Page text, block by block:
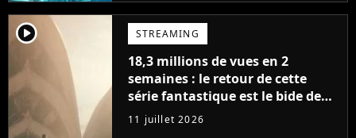
player2 STREAMING
18,3 millions de vues en 2
semaines : le retour de cette
série fantastique est le bide de
l'année sur Netflix
11 juillet 2026